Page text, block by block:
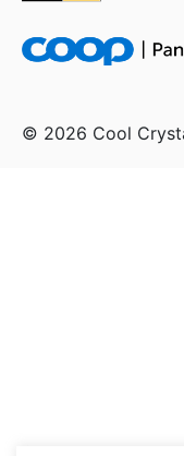
© 2026 Cool